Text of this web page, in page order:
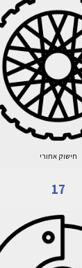
חישוק אחורי
17